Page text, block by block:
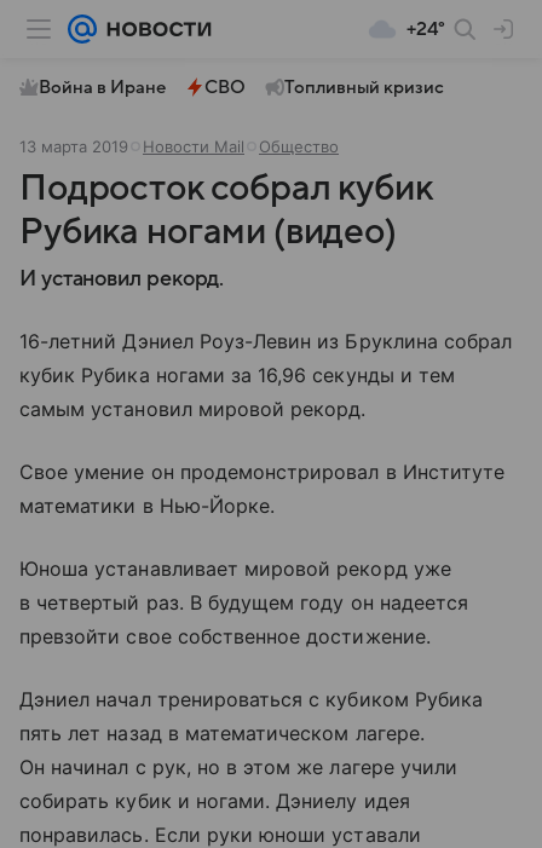
+24°
Война в Иране СВО Топливный кризис
13 марта 2019 Новости Mail Общество
Подросток собрал кубик
Рубика ногами (видео)
И установил рекорд.
16-летний Дэниел Роуз-Левин из Бруклина собрал
кубик Рубика ногами за 16,96 секунды и тем
самым установил мировой рекорд.
Свое умение он продемонстрировал в Институте
математики в Нью-Йорке.
Юноша устанавливает мировой рекорд уже
в четвертый раз. В будущем году он надеется
превзойти свое собственное достижение.
Дэниел начал тренироваться с кубиком Рубика
пять лет назад в математическом лагере.
Он начинал с рук, но в этом же лагере учили
собирать кубик и ногами. Дэниелу идея
понравилась. Если руки юноши уставали